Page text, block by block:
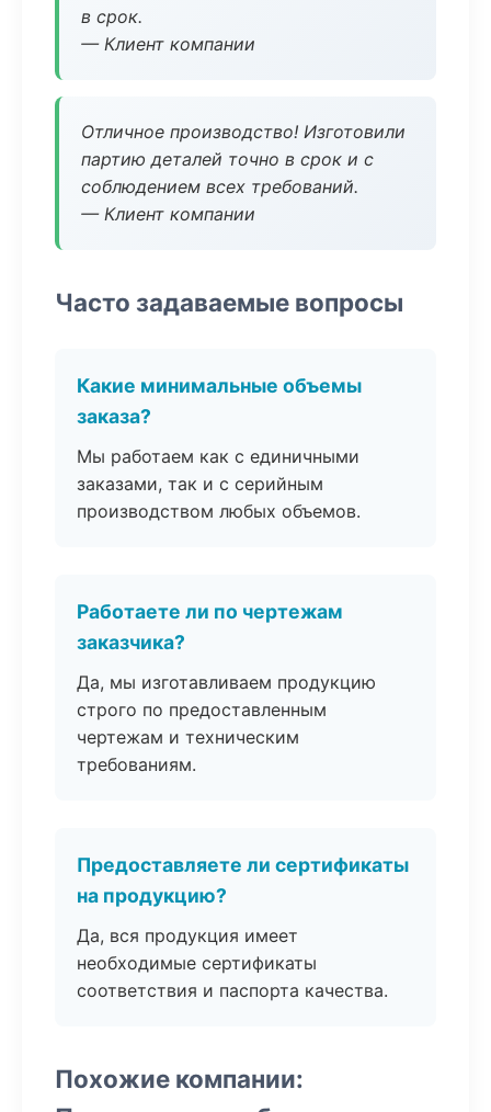
в срок.
— Клиент компании
Отличное производство! Изготовили
партию деталей точно в срок и с
соблюдением всех требований.
— Клиент компании
Часто задаваемые вопросы
Какие минимальные объемы
заказа?
Мы работаем как с единичными
заказами, так и с серийным
производством любых объемов.
Работаете ли по чертежам
заказчика?
Да, мы изготавливаем продукцию
строго по предоставленным
чертежам и техническим
требованиям.
Предоставляете ли сертификаты
на продукцию?
Да, вся продукция имеет
необходимые сертификаты
соответствия и паспорта качества.
Похожие компании: